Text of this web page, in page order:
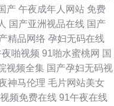
产 午夜成年人网站 免费
国产亚洲视品在线 国产
精品网络 孕妇无码在线
夜啪视频 91啪水蜜桃网 国
视频全集 国产孕妇无码视
神马伦理 毛片网站美女
频免费在线 91午夜在线